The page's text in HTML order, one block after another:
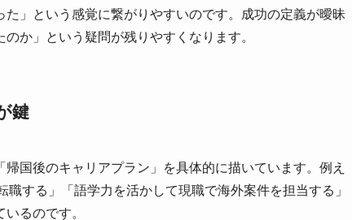
」という感覚に繋がりやすいのです。成功の定義が曖昧
か」という疑問が残りやすくなります。
鍵
国後のキャリアプラン」を具体的に描いています。例え
する」「語学力を活かして現職で海外案件を担当する」
るのです。